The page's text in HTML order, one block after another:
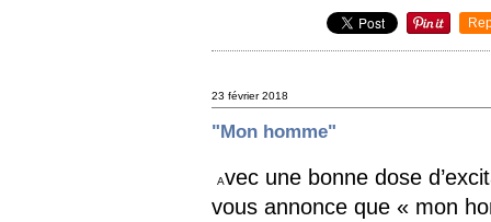
23 février 2018
"Mon homme"
Avec une bonne dose
vous annonce que « mon